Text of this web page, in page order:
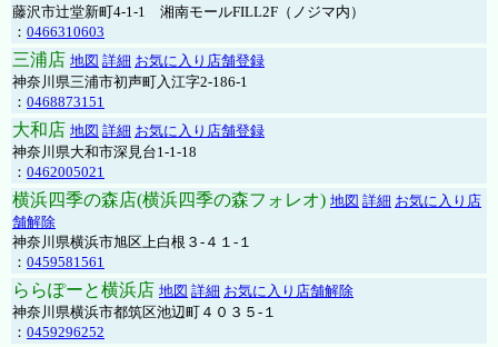
藤沢市辻堂新町4-1-1 湘南モールFILL2F（ノジマ内）
： 0466310603
三浦店 地図 詳細 お気に入り店舗登録
神奈川県三浦市初声町入江字2-186-1
： 0468873151
大和店 地図 詳細 お気に入り店舗登録
神奈川県大和市深見台1-1-18
： 0462005021
横浜四季の森店(横浜四季の森フォレオ) 地図 詳細 お気に入り店
舗解除
神奈川県横浜市旭区上白根３-４１-１
： 0459581561
ららぽーと横浜店 地図 詳細 お気に入り店舗解除
神奈川県横浜市都筑区池辺町４０３５-１
： 0459296252